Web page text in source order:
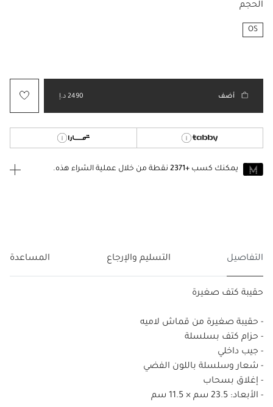
الحجم
OS
أضف 2490 د.إ
يمكنك كسب +2371
نقطة من خلال عملية الشراء هذه.
التفاصيل التسليم والإرجاع المساعدة
حقيبة كتف صغيرة
- حقيبة صغيرة من قماش لاميه
- حزام كتف بسلسلة
- جيب داخلي
- شعار وسلسلة باللون الفضي
- إغلاق بسحاب
- الأبعاد: 23.5 سم × 11.5 سم